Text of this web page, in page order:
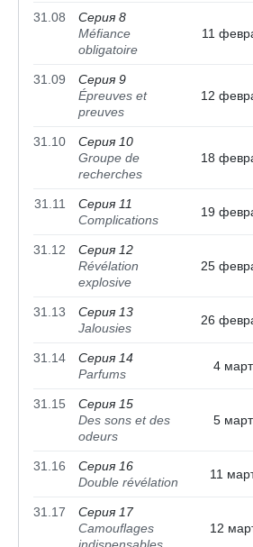
31.08
Серия 8
Méfiance
obligatoire
11
31.09
Серия 9
Épreuves et
preuves
12
31.10
Серия 10
Groupe de
recherches
18
31.11
Серия 11
Complications
19
31.12
Серия 12
Révélation
explosive
25
31.13
Серия 13
Jalousies
26
31.14
Серия 14
Parfums
4
31.15
Серия 15
Des sons et des
odeurs
5
31.16
Серия 16
Double révélation
11
31.17
Серия 17
Camouflages
12